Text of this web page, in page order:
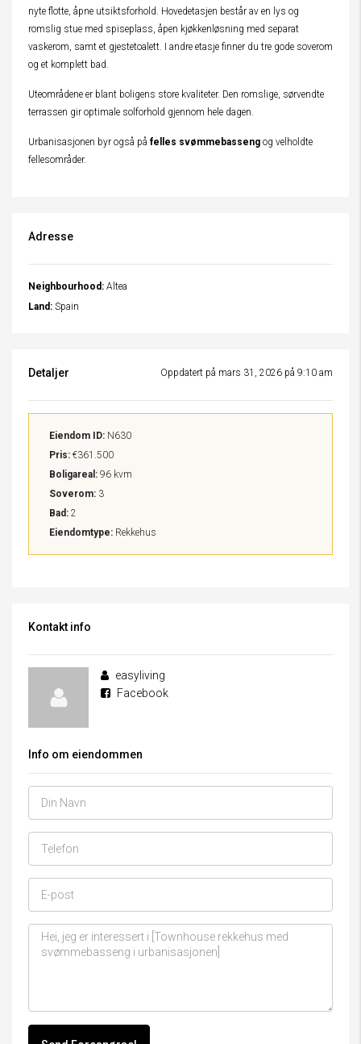
nyte flotte, åpne utsiktsforhold. Hovedetasjen består av en lys og
romslig stue med spiseplass, åpen kjøkkenløsning med separat
vaskerom, samt et gjestetoalett. I andre etasje finner du tre gode soverom
og et komplett bad.
Uteområdene er blant boligens store kvaliteter. Den romslige, sørvendte
terrassen gir optimale solforhold gjennom hele dagen.
Urbanisasjonen byr også på felles svømmebasseng og velholdte
fellesområder.
Adresse
Neighbourhood: Altea
Land: Spain
Detaljer Oppdatert på mars 31, 2026 på 9:10 am
Eiendom ID: N630
Pris: €361.500
Boligareal: 96 kvm
Soverom: 3
Bad: 2
Eiendomtype: Rekkehus
Kontakt info
easyliving
Facebook
Info om eiendommen